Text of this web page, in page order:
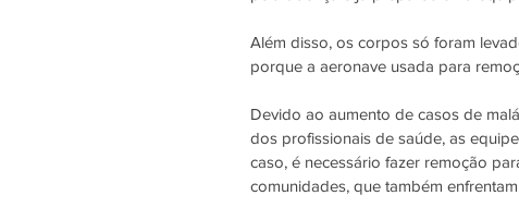
Além disso, os corpos só foram
porque a aeronave usada para
Devido ao aumento de casos de
dos profissionais de saúde, as
caso, é necessário fazer remoção
comunidades, que também